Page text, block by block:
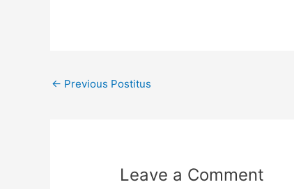
Post
← Previous Postitus
Leave a Comment